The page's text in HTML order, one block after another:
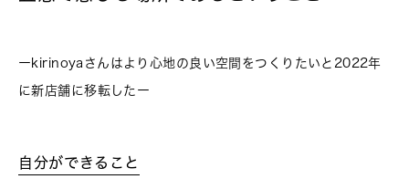
ーkirinoyaさんはより心地の良い空間をつくりたいと2022年
に新店舗に移転したー
自分ができること